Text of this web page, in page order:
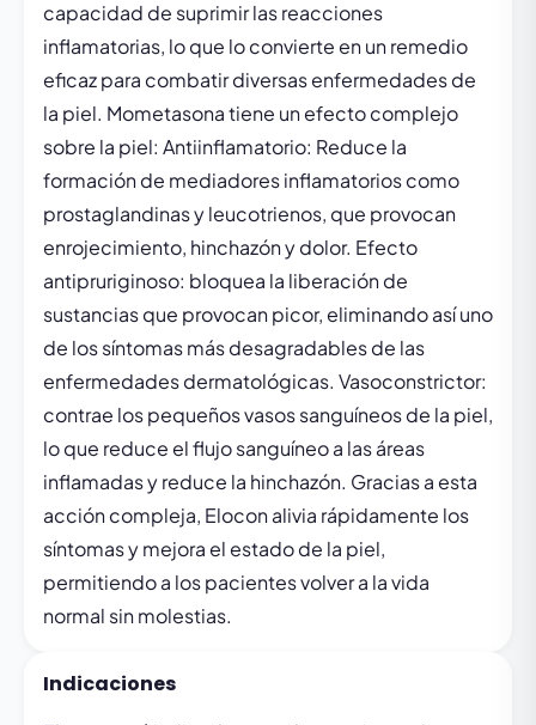
capacidad de suprimir las reacciones
inflamatorias, lo que lo convierte en un remedio
eficaz para combatir diversas enfermedades de
la piel. Mometasona tiene un efecto complejo
sobre la piel: Antiinflamatorio: Reduce la
formación de mediadores inflamatorios como
prostaglandinas y leucotrienos, que provocan
enrojecimiento, hinchazón y dolor. Efecto
antipruriginoso: bloquea la liberación de
sustancias que provocan picor, eliminando así uno
de los síntomas más desagradables de las
enfermedades dermatológicas. Vasoconstrictor:
contrae los pequeños vasos sanguíneos de la piel,
lo que reduce el flujo sanguíneo a las áreas
inflamadas y reduce la hinchazón. Gracias a esta
acción compleja, Elocon alivia rápidamente los
síntomas y mejora el estado de la piel,
permitiendo a los pacientes volver a la vida
normal sin molestias.
Indicaciones